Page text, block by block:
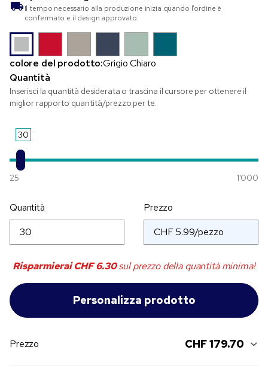
Il tempo necessario alla produzione inizia quando l’ordine è
confermato e il design approvato.
colore del prodotto:Grigio Chiaro
Quantità
Inserisci la quantità desiderata o trascina il cursore per ottenere il
miglior rapporto quantità/prezzo per te.
30
25 1'000
Quantità Prezzo
RisparmieraiCHF 6.30sul prezzo della quantità minima!
Prezzo CHF 179.70